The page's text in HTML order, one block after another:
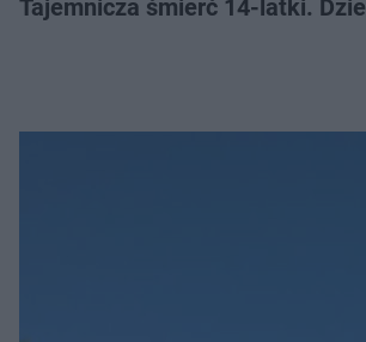
Tajemnicza śmierć 14-latki.